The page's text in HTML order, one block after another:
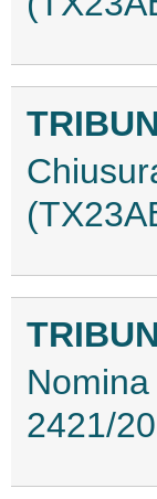
2421/